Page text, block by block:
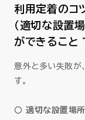
利用定着のコ
（適切な設置
ができること
意外と多い失敗が
す。
○ 適切な設置場所